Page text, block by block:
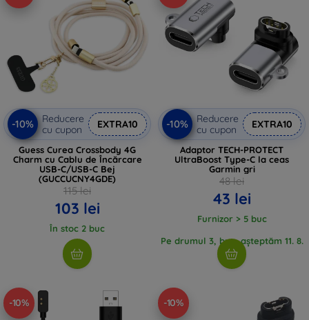
-10%
Reducere
cu cupon
EXTRA10
Guess Curea Crossbody 4G
Charm cu Cablu de Încărcare
USB-C/USB-C Bej
(GUCCUCNY4GDE)
115 lei
103 lei
În stoc 2 buc
-10%
Reducere
cu cupon
EXTRA10
Adaptor TECH-PROTECT
UltraBoost Type-C la ceas
Garmin gri
48 lei
43 lei
Furnizor > 5 buc
Pe drumul 3, buc, așteptăm 11. 8.
2026
-10% -10%